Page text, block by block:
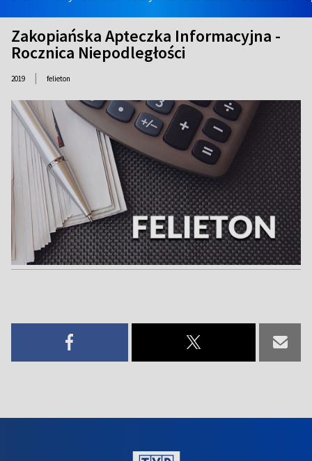
Zakopiańska Apteczka Informacyjna -
Rocznica Niepodległości
2019 | felieton